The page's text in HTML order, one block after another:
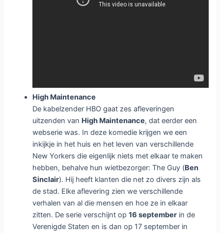
High Maintenance
De kabelzender HBO gaat zes afleveringen
uitzenden van High Maintenance, dat eerder een
webserie was. In deze komedie krijgen we een
inkijkje in het huis en het leven van verschillende
New Yorkers die eigenlijk niets met elkaar te maken
hebben, behalve hun wietbezorger: The Guy (Ben
Sinclair). Hij heeft klanten die net zo divers zijn als
de stad. Elke aflevering zien we verschillende
verhalen van al die mensen en hoe ze in elkaar
zitten. De serie verschijnt op16 september in de
Verenigde Staten en is dan op 17 september in